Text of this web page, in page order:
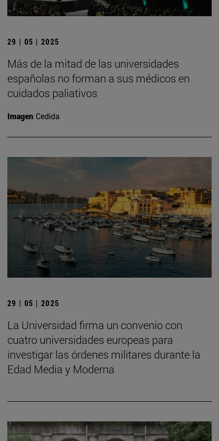
29 | 05 | 2025
Más de la mitad de las universidades
españolas no forman a sus médicos en
cuidados paliativos
Imagen Cedida
29 | 05 | 2025
La Universidad firma un convenio con
cuatro universidades europeas para
investigar las órdenes militares durante la
Edad Media y Moderna